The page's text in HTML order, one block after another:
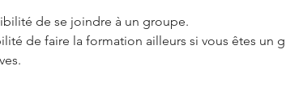
de se joindre à un groupe.
de faire la formation ailleurs si vous êtes un